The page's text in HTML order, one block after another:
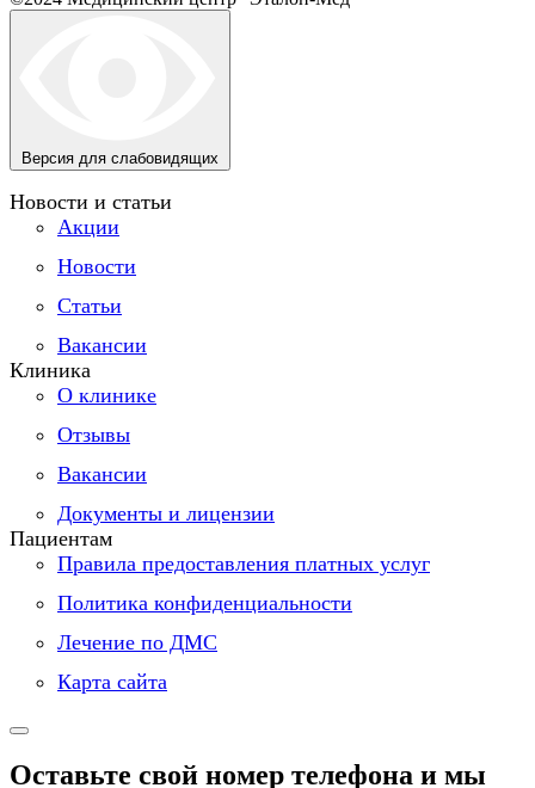
Версия для слабовидящих
Новости и статьи
Акции
Новости
Статьи
Вакансии
Клиника
О клинике
Отзывы
Вакансии
Документы и лицензии
Пациентам
Правила предоставления платных услуг
Политика конфиденциальности
Лечение по ДМС
Карта сайта
Оставьте свой номер телефона и мы